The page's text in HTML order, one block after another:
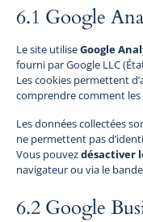
6.1 Google
Le site utiliseGoogle
fourni par Google LLC
Les cookies permettent
comprendre comment les
Les données collectées
ne permettent pas
Vous pouvezdésactiver
navigateur ou via le
6.2 Google